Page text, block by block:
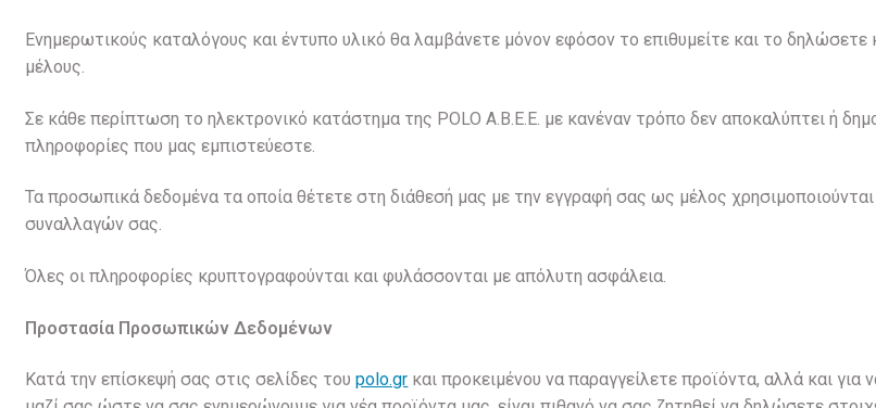
Ενημερωτικούς καταλόγους και έντυπο υλικό θα λαμβάνετε μόνον εφόσον το επιθυμείτε και το
μέλους.
Σε κάθε περίπτωση το ηλεκτρονικό κατάστημα της POLO A.B.E.E. με κανέναν τρόπο δεν αποκαλύπτει ή
πληροφορίες που μας εμπιστεύεστε.
Τα προσωπικά δεδομένα τα οποία θέτετε στη διάθεσή μας με την εγγραφή σας ως μέλος
συναλλαγών σας.
Όλες οι πληροφορίες κρυπτογραφούνται και φυλάσσονται με απόλυτη ασφάλεια.
Προστασία Προσωπικών Δεδομένων
Κατά την επίσκεψή σας στις σελίδες τουpolo.gr και προκειμένου να παραγγείλετε προϊόντα, αλλά και για